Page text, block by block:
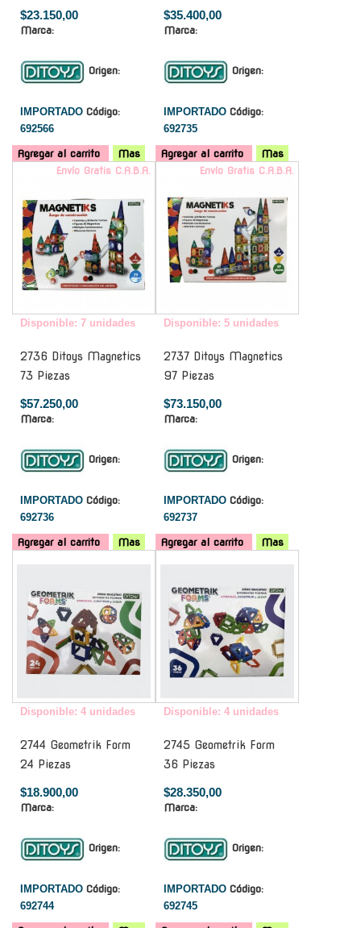
$23.150,00
Marca:
Origen:
IMPORTADO Código:
692566
Agregar al carrito Mas
$35.400,00
Marca:
Origen:
IMPORTADO Código:
692735
Agregar al carrito
Mas
Envío Gratis C.A.B.A.
Disponible: 7 unidades
2736 Ditoys Magnetics
73 Piezas
$57.250,00
Marca:
Origen:
IMPORTADO Código:
692736
Agregar al carrito Mas
Envío Gratis C.A.B.A.
Disponible: 5 unidades
2737 Ditoys Magnetics
97 Piezas
$73.150,00
Marca:
Origen:
IMPORTADO Código:
692737
Agregar al carrito
Mas
Disponible: 4 unidades
2744 Geometrik Form
24 Piezas
$18.900,00
Marca:
Origen:
IMPORTADO Código:
692744
Disponible: 4 unidades
2745 Geometrik Form
36 Piezas
$28.350,00
Marca:
Origen:
IMPORTADO Código:
692745